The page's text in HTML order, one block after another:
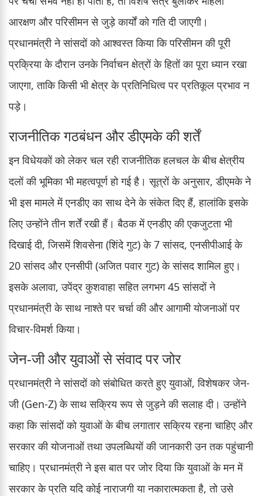
आरक्षण और परिसीमन से जुड़े कार्यों को गति दी जाएगी।
प्रधानमंत्री ने सांसदों को आश्वस्त किया कि परिसीमन की पूरी
प्रक्रिया के दौरान उनके निर्वाचन क्षेत्रों के हितों का पूरा ध्यान रखा
जाएगा, ताकि किसी भी क्षेत्र के प्रतिनिधित्व पर प्रतिकूल प्रभाव न
पड़े।
राजनीतिक गठबंधन और डीएमके की शर्तें
इन विधेयकों को लेकर चल रही राजनीतिक हलचल के बीच क्षेत्रीय
दलों की भूमिका भी महत्वपूर्ण हो गई है। सूत्रों के अनुसार, डीएमके ने
भी इस मामले में एनडीए का साथ देने के संकेत दिए हैं, हालांकि इसके
लिए उन्होंने तीन शर्तें रखी हैं। बैठक में एनडीए की एकजुटता भी
दिखाई दी, जिसमें शिवसेना (शिंदे गुट) के 7 सांसद, एनसीपीआई के
20 सांसद और एनसीपी (अजित पवार गुट) के सांसद शामिल हुए।
इसके अलावा, उपेंद्र कुशवाहा सहित लगभग 45 सांसदों ने
प्रधानमंत्री के साथ नाश्ते पर चर्चा की और आगामी योजनाओं पर
विचार-विमर्श किया।
जेन-जी और युवाओं से संवाद पर जोर
प्रधानमंत्री ने सांसदों को संबोधित करते हुए युवाओं, विशेषकर जेन-
जी (Gen-Z) के साथ सक्रिय रूप से जुड़ने की सलाह दी। उन्होंने
कहा कि सांसदों को युवाओं के बीच लगातार सक्रिय रहना चाहिए और
सरकार की योजनाओं तथा उपलब्धियों की जानकारी उन तक पहुंचानी
चाहिए। प्रधानमंत्री ने इस बात पर जोर दिया कि युवाओं के मन में
सरकार के प्रति यदि कोई नाराजगी या नकारात्मकता है, तो उसे